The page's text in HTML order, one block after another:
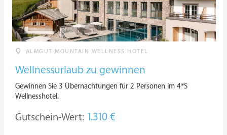
ALMGUT MOUNTAIN WELLNESS HOTEL
Wellnessurlaub zu gewinnen
Gewinnen Sie 3 Übernachtungen für 2 Personen im 4*S
Wellnesshotel.
Gutschein-Wert: 1.310 €